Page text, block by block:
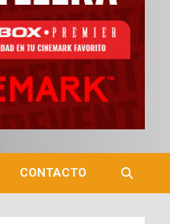
CONTACTO